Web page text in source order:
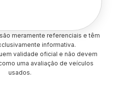
meramente referenciais e têm
informativa.
validade oficial e não devem
uma avaliação de veículos
usados.